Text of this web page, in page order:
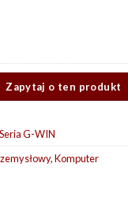
Seria G-WIN
,Komputer